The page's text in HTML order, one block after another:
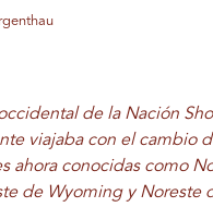
de la Nación
viajaba con el cambio
ahora conocidas como
de Wyoming y Noreste